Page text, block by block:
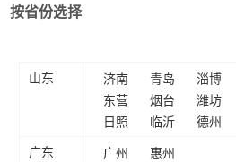
按省份选择
山东 济南 青岛 淄博
东营
烟台 潍坊
日照
临沂 德州
广东 广州 惠州